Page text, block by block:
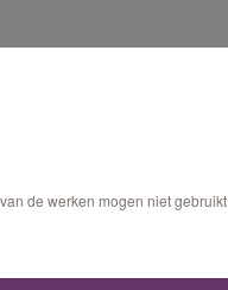
de werken mogen niet gebruikt